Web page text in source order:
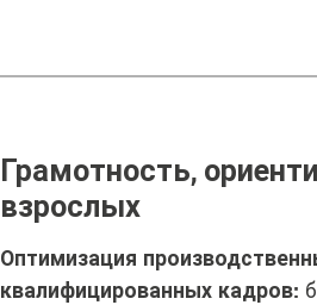
AlphaGrund
Грамотность,
взрослых
Оптимизация
квалифицированных кадров: